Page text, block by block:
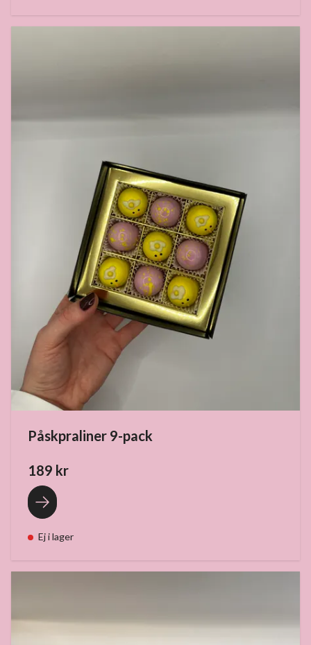
Påskpraliner 9-pack
189 kr
Ej i lager